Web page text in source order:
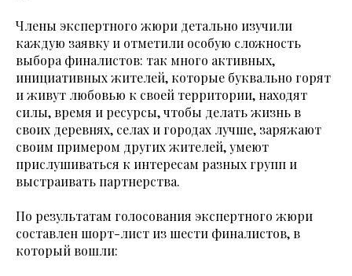
Члены экспертного жюри детально изучили
каждую заявку и отметили особую сложность
выбора финалистов: так много активных,
инициативных жителей, которые буквально горят
и живут любовью к своей территории, находят
силы, время и ресурсы, чтобы делать жизнь в
своих деревнях, селах и городах лучше, заряжают
своим примером других жителей, умеют
прислушиваться к интересам разных групп и
выстраивать партнерства.
По результатам голосования экспертного жюри
составлен шорт-лист из шести финалистов, в
который вошли: